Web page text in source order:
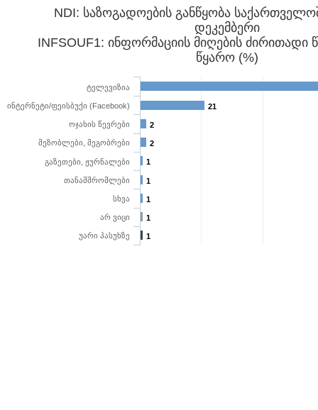
NDI: საზოგადოების განწყობა
დეკემბერი
INFSOUF1: ინფორმაციის მიღების ძირითადი
წყარო (%)
21
2
2
1
1
1
1
1
ტელევიზია
ინტერნეტი/ფეისბუქი (Facebook)
ოჯახის წევრები
მეზობლები, მეგობრები
გაზეთები, ჟურნალები
თანამშრომლები
სხვა
არ ვიცი
უარი პასუხზე